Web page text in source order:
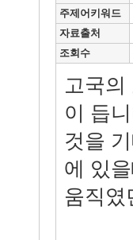
주제어키워드
자료출처
조회수
고국의
이 듭
것을
에 있
움직였